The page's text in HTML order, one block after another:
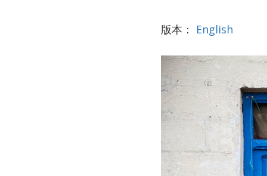
版本： English